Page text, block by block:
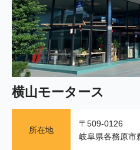
横山モータース
所在地
〒509-0126
岐阜県各務原市